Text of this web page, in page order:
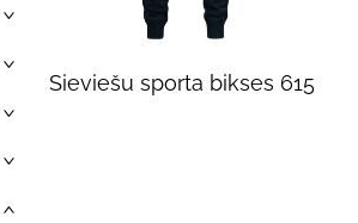
›
›
›
›
›
Sieviešu sporta bikses 615